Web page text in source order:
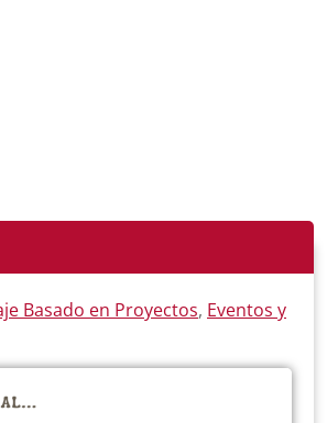
Basado en Proyectos, Eventos y